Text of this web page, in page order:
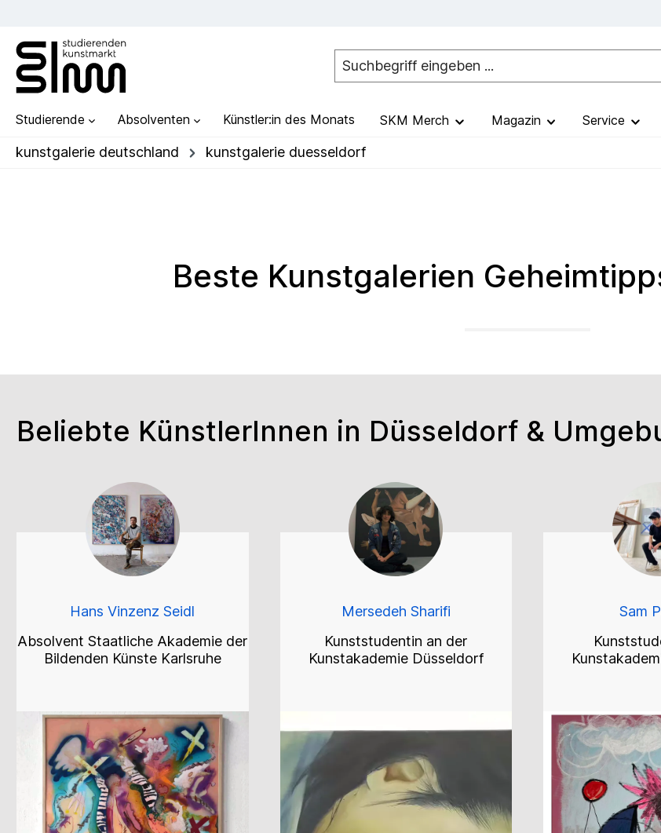
Studierende Absolventen Künstler:in des Monats SKM Merch Magazin Service
kunstgalerie deutschland kunstgalerie duesseldorf
Beste Kunstgalerien
Beliebte KünstlerInnen in Düsseldorf &
Hans Vinzenz Seidl
Absolvent Staatliche Akademie der
Bildenden Künste Karlsruhe
Mersedeh Sharifi
Kunststudentin an der
Kunstakademie Düsseldorf
Sam